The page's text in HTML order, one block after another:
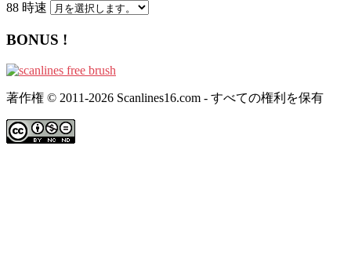
88 時速
BONUS !
著作権 © 2011-2026 Scanlines16.com - すべての権利を保有